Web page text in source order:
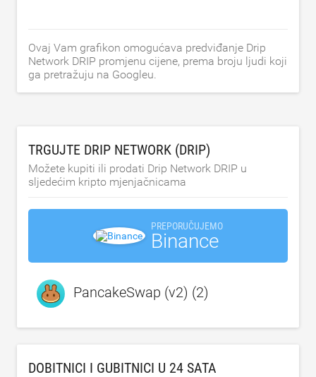
Ovaj Vam grafikon omogućava predviđanje Drip
Network DRIP promjenu cijene, prema broju ljudi koji
ga pretražuju na Googleu.
TRGUJTE DRIP NETWORK (DRIP)
Možete kupiti ili prodati Drip Network DRIP u
sljedećim kripto mjenjačnicama
PREPORUČUJEMO
Binance
PancakeSwap (v2) (2)
DOBITNICI I GUBITNICI U 24 SATA